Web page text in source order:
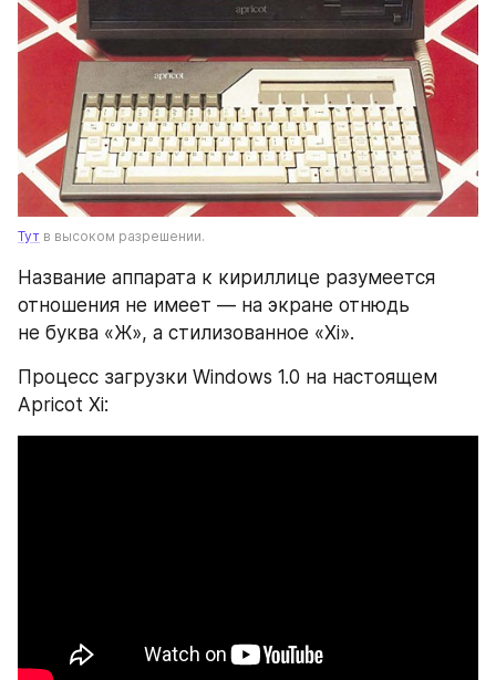
Тут в высоком разрешении.
Название аппарата к кириллице разумеется
отношения не имеет — на экране отнюдь
не буква «Ж», а стилизованное «Xi».
Процесс загрузки Windows 1.0 на настоящем
Apricot Xi: